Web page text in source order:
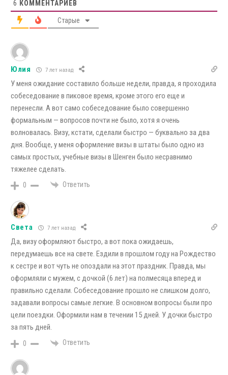
6 КОММЕНТАРИЕВ
Старые
Юлия 7 лет назад
У меня ожидание составило больше недели, правда, я проходила
собеседование в пиковое время, кроме этого его еще и
перенесли. А вот само собеседование было совершенно
формальным — вопросов почти не было, хотя я очень
волновалась. Визу, кстати, сделали быстро — буквально за два
дня. Вообще, у меня оформление визы в штаты было одно из
самых простых, учебные визы в Шенген было несравнимо
тяжелее сделать.
0 Ответить
Света 7 лет назад
Да, визу оформляют быстро, а вот пока ожидаешь,
передумаешь все на свете. Ездили в прошлом году на Рождество
к сестре и вот чуть не опоздали на этот праздник. Правда, мы
оформляли с мужем, с дочкой (6 лет) на полмесяца вперед и
правильно сделали. Собеседование прошло не слишком долго,
задавали вопросы самые легкие. В основном вопросы были про
цели поездки. Оформили нам в течении 15 дней. У дочки быстро
за пять дней.
0 Ответить